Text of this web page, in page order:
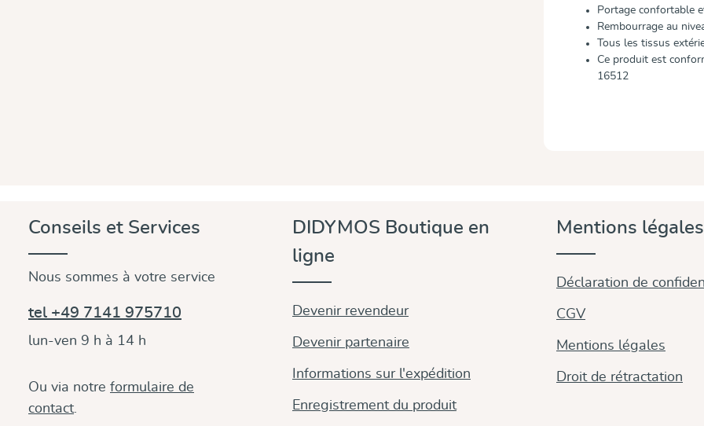
Portage confortable
Rembourrage au
Tous les tissus
Ce produit est
16512
Conseils et Services
Nous sommes à votre service
tel +49 7141 975710
lun-ven 9 h à 14 h
Ou via notre formulaire de
contact
DIDYMOS Boutique en
ligne
Devenir revendeur
Devenir partenaire
Informations sur l'expédition
Enregistrement du produit
Mentions légales
Déclaration de
CGV
Mentions légales
Droit de rétractation